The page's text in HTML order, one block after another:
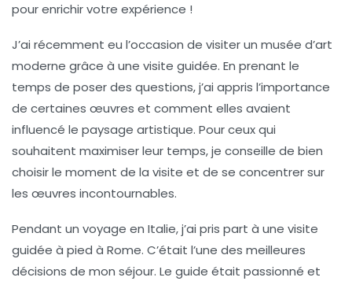
pour enrichir votre expérience !
J’ai récemment eu l’occasion de visiter un musée d’art
moderne grâce à une visite guidée. En prenant le
temps de poser des questions, j’ai appris l’importance
de certaines œuvres et comment elles avaient
influencé le paysage artistique. Pour ceux qui
souhaitent maximiser leur temps, je conseille de bien
choisir le moment de la visite et de se concentrer sur
les œuvres incontournables.
Pendant un voyage en Italie, j’ai pris part à une visite
guidée à pied à Rome. C’était l’une des meilleures
décisions de mon séjour. Le guide était passionné et